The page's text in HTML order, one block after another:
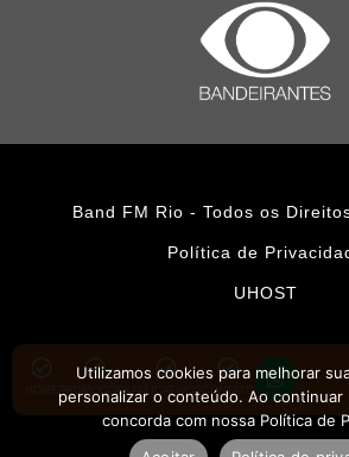
Band FM Rio - Todos os
Política de
UHOST
PROMOÇÕESAPLICATIVOS CONTATO
Utilizamos cookies para melhorar
personalizar o conteúdo. Ao continuar
concorda com nossa Política de